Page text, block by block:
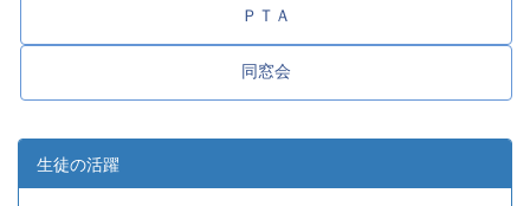
ＰＴＡ
同窓会
生徒の活躍